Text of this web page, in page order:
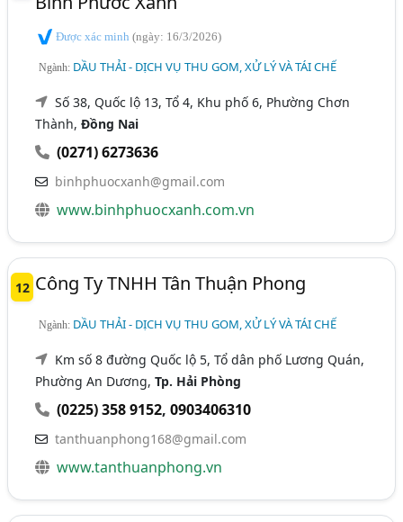
Được xác minh(ngày: 16/3/2026)
Ngành: DẦU THẢI - DỊCH VỤ THU GOM, XỬ LÝ VÀ TÁI CHẾ
Số 38, Quốc lộ 13, Tổ 4, Khu phố 6, Phường Chơn
Thành,Đồng Nai
(0271) 6273636
binhphuocxanh@gmail.com
www.binhphuocxanh.com.vn
12 Công Ty TNHH Tân Thuận Phong
Ngành: DẦU THẢI - DỊCH VỤ THU GOM, XỬ LÝ VÀ TÁI CHẾ
Km số 8 đường Quốc lộ 5, Tổ dân phố Lương Quán,
Phường An Dương,Tp. Hải Phòng
(0225) 358 9152,0903406310
tanthuanphong168@gmail.com
www.tanthuanphong.vn